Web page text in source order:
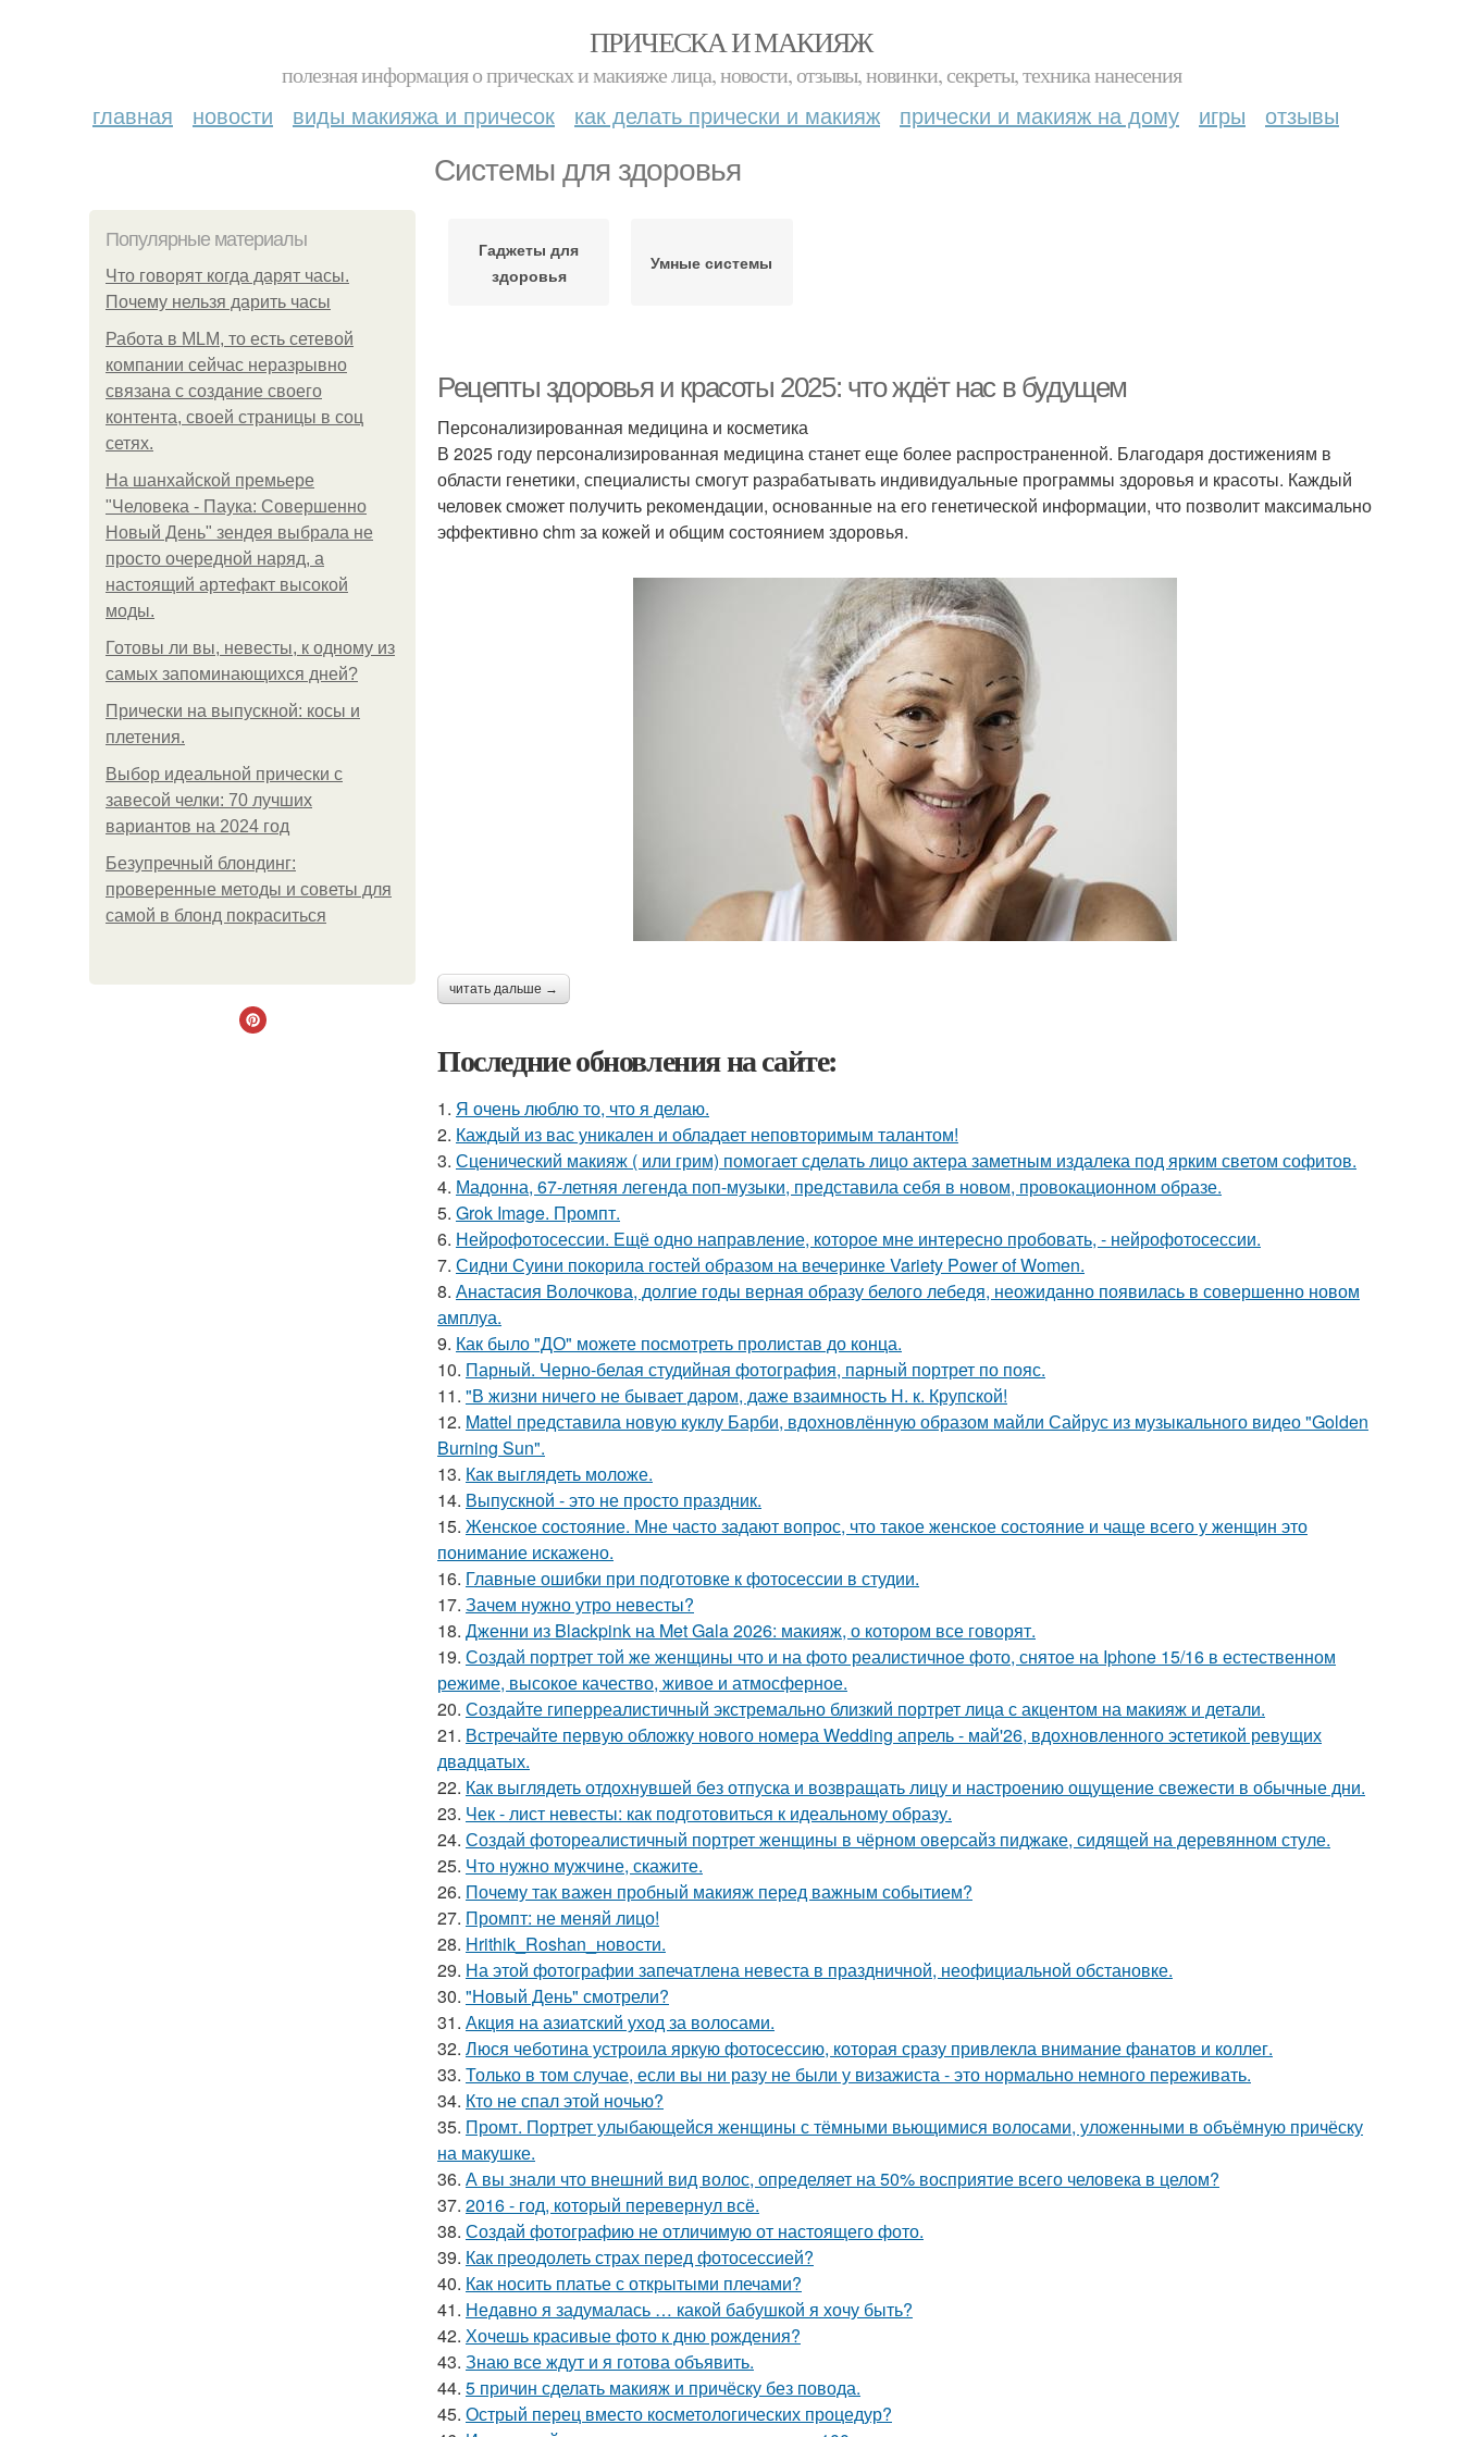
ПРИЧЕСКА И МАКИЯЖ
полезная информация о прическах и макияже лица, новости, отзывы, новинки, секреты, техника нанесения
главная новости виды макияжа и причесок как делать прически и макияж прически и макияж на дому игры отзывы
Системы для здоровья
Популярные материалы
Что говорят когда дарят часы.
Почему нельзя дарить часы
Работа в MLM, то есть сетевой
компании сейчас неразрывно
связана с создание своего
контента, своей страницы в соц
сетях.
На шанхайской премьере
"Человека - Паука: Совершенно
Новый День" зендея выбрала не
просто очередной наряд, а
настоящий артефакт высокой
моды.
Готовы ли вы, невесты, к одному из
самых запоминающихся дней?
Прически на выпускной: косы и
плетения.
Выбор идеальной прически с
завесой челки: 70 лучших
вариантов на 2024 год
Безупречный блондинг:
проверенные методы и советы для
самой в блонд покраситься
Гаджеты для
здоровья
Умные системы
Рецепты здоровья и красоты 2025: что ждёт нас в будущем
Персонализированная медицина и косметика
В 2025 году персонализированная медицина станет еще более распространенной. Благодаря достижениям в
области генетики, специалисты смогут разрабатывать индивидуальные программы здоровья и красоты. Каждый
человек сможет получить рекомендации, основанные на его генетической информации, что позволит максимально
эффективно chm за кожей и общим состоянием здоровья.
читать дальше →
Последние обновления на сайте:
1. Я очень люблю то, что я делаю.
2. Каждый из вас уникален и обладает неповторимым талантом!
3. Сценический макияж ( или грим) помогает сделать лицо актера заметным издалека под ярким светом софитов.
4. Мадонна, 67-летняя легенда поп-музыки, представила себя в новом, провокационном образе.
5. Grok Image. Промпт.
6. Нейрофотосессии. Ещё одно направление, которое мне интересно пробовать, - нейрофотосессии.
7. Сидни Суини покорила гостей образом на вечеринке Variety Power of Women.
8. Анастасия Волочкова, долгие годы верная образу белого лебедя, неожиданно появилась в совершенно новом
амплуа.
9. Как было "ДО" можете посмотреть пролистав до конца.
10. Парный. Черно-белая студийная фотография, парный портрет по пояс.
11. "В жизни ничего не бывает даром, даже взаимность Н. к. Крупской!
12. Mattel представила новую куклу Барби, вдохновлённую образом майли Сайрус из музыкального видео "Golden
Burning Sun".
13. Как выглядеть моложе.
14. Выпускной - это не просто праздник.
15. Женское состояние. Мне часто задают вопрос, что такое женское состояние и чаще всего у женщин это
понимание искажено.
16. Главные ошибки при подготовке к фотосессии в студии.
17. Зачем нужно утро невесты?
18. Дженни из Blackpink на Met Gala 2026: макияж, о котором все говорят.
19. Создай портрет той же женщины что и на фото реалистичное фото, снятое на Iphone 15/16 в естественном
режиме, высокое качество, живое и атмосферное.
20. Создайте гиперреалистичный экстремально близкий портрет лица с акцентом на макияж и детали.
21. Встречайте первую обложку нового номера Wedding апрель - май'26, вдохновленного эстетикой ревущих
двадцатых.
22. Как выглядеть отдохнувшей без отпуска и возвращать лицу и настроению ощущение свежести в обычные дни.
23. Чек - лист невесты: как подготовиться к идеальному образу.
24. Создай фотореалистичный портрет женщины в чёрном оверсайз пиджаке, сидящей на деревянном стуле.
25. Что нужно мужчине, скажите.
26. Почему так важен пробный макияж перед важным событием?
27. Промпт: не меняй лицо!
28. Hrithik_Roshan_новости.
29. На этой фотографии запечатлена невеста в праздничной, неофициальной обстановке.
30. "Новый День" смотрели?
31. Акция на азиатский уход за волосами.
32. Люся чеботина устроила яркую фотосессию, которая сразу привлекла внимание фанатов и коллег.
33. Только в том случае, если вы ни разу не были у визажиста - это нормально немного переживать.
34. Кто не спал этой ночью?
35. Промт. Портрет улыбающейся женщины с тёмными вьющимися волосами, уложенными в объёмную причёску
на макушке.
36. А вы знали что внешний вид волос, определяет на 50% восприятие всего человека в целом?
37. 2016 - год, который перевернул всё.
38. Создай фотографию не отличимую от настоящего фото.
39. Как преодолеть страх перед фотосессией?
40. Как носить платье с открытыми плечами?
41. Недавно я задумалась … какой бабушкой я хочу быть?
42. Хочешь красивые фото к дню рождения?
43. Знаю все ждут и я готова объявить.
44. 5 причин сделать макияж и причёску без повода.
45. Острый перец вместо косметологических процедур?